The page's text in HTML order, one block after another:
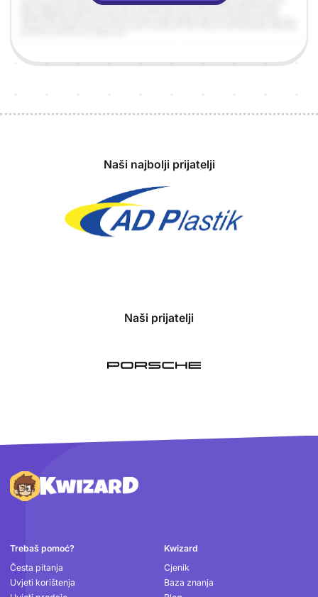
Naši najbolji prijatelji
Naši prijatelji
Podnožje
Trebaš pomoć?
Česta pitanja
Uvjeti korištenja
Kwizard
Cjenik
Baza znanja